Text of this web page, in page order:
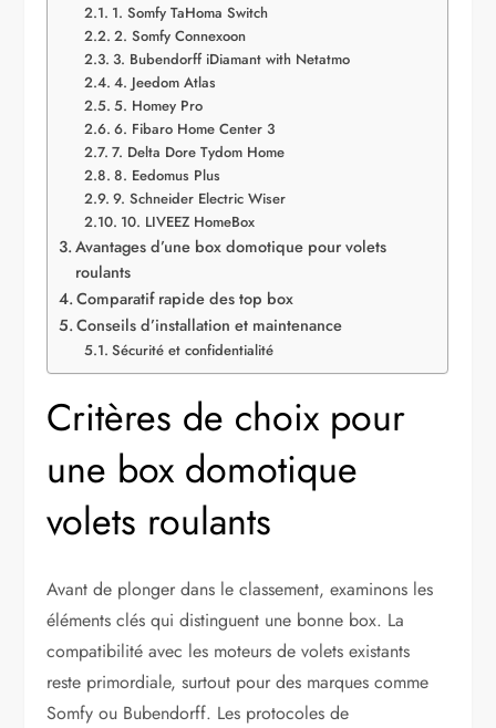
1. Somfy TaHoma Switch
2. Somfy Connexoon
3. Bubendorff iDiamant with Netatmo
4. Jeedom Atlas
5. Homey Pro
6. Fibaro Home Center 3
7. Delta Dore Tydom Home
8. Eedomus Plus
9. Schneider Electric Wiser
10. LIVEEZ HomeBox
Avantages d’une box domotique pour volets
roulants
Comparatif rapide des top box
Conseils d’installation et maintenance
Sécurité et confidentialité
Critères de choix pour
une box domotique
volets roulants
Avant de plonger dans le classement, examinons les
éléments clés qui distinguent une bonne box. La
compatibilité avec les moteurs de volets existants
reste primordiale, surtout pour des marques comme
Somfy ou Bubendorff. Les protocoles de